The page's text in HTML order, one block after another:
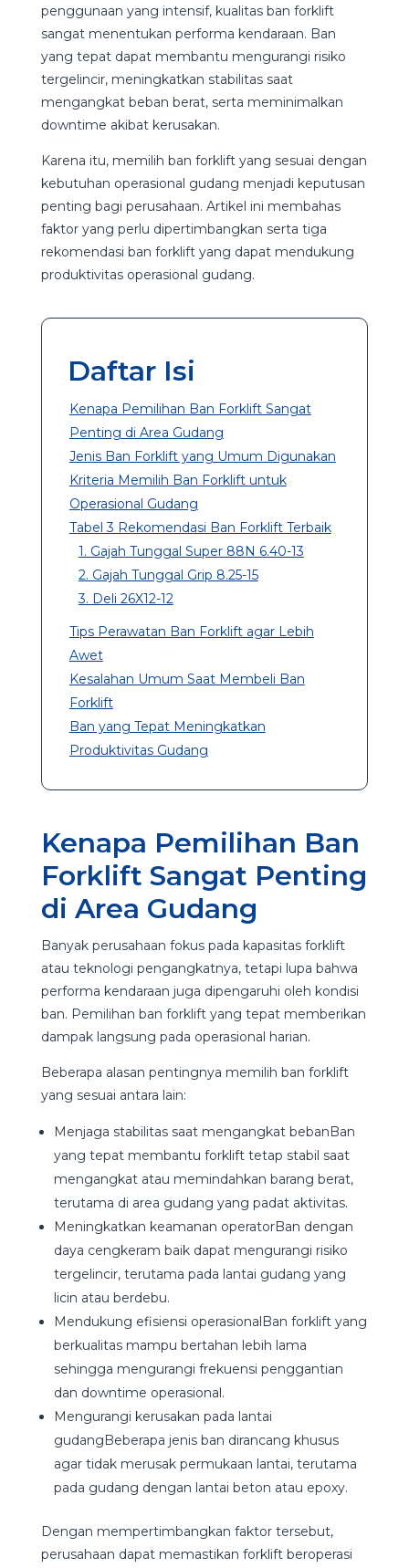
penggunaan yang intensif, kualitas ban forklift
sangat menentukan performa kendaraan. Ban
yang tepat dapat membantu mengurangi risiko
tergelincir, meningkatkan stabilitas saat
mengangkat beban berat, serta meminimalkan
downtime akibat kerusakan.
Karena itu, memilih ban forklift yang sesuai dengan
kebutuhan operasional gudang menjadi keputusan
penting bagi perusahaan. Artikel ini membahas
faktor yang perlu dipertimbangkan serta tiga
rekomendasi ban forklift yang dapat mendukung
produktivitas operasional gudang.
Daftar Isi
Kenapa Pemilihan Ban Forklift Sangat
Penting di Area Gudang
Jenis Ban Forklift yang Umum Digunakan
Kriteria Memilih Ban Forklift untuk
Operasional Gudang
Tabel 3 Rekomendasi Ban Forklift Terbaik
1. Gajah Tunggal Super 88N 6.40-13
2. Gajah Tunggal Grip 8.25-15
3. Deli 26X12-12
Tips Perawatan Ban Forklift agar Lebih
Awet
Kesalahan Umum Saat Membeli Ban
Forklift
Ban yang Tepat Meningkatkan
Produktivitas Gudang
Kenapa Pemilihan Ban
Forklift Sangat Penting
di Area Gudang
Banyak perusahaan fokus pada kapasitas forklift
atau teknologi pengangkatnya, tetapi lupa bahwa
performa kendaraan juga dipengaruhi oleh kondisi
ban. Pemilihan ban forklift yang tepat memberikan
dampak langsung pada operasional harian.
Beberapa alasan pentingnya memilih ban forklift
yang sesuai antara lain:
Menjaga stabilitas saat mengangkat bebanBan
yang tepat membantu forklift tetap stabil saat
mengangkat atau memindahkan barang berat,
terutama di area gudang yang padat aktivitas.
Meningkatkan keamanan operatorBan dengan
daya cengkeram baik dapat mengurangi risiko
tergelincir, terutama pada lantai gudang yang
licin atau berdebu.
Mendukung efisiensi operasionalBan forklift yang
berkualitas mampu bertahan lebih lama
sehingga mengurangi frekuensi penggantian
dan downtime operasional.
Mengurangi kerusakan pada lantai
gudangBeberapa jenis ban dirancang khusus
agar tidak merusak permukaan lantai, terutama
pada gudang dengan lantai beton atau epoxy.
Dengan mempertimbangkan faktor tersebut,
perusahaan dapat memastikan forklift beroperasi